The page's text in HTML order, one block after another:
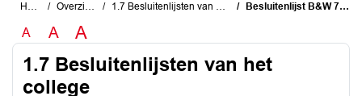
Home Overzichten 1.7 Besluitenlijsten van het college Besluitenlijst B&W 7 juli 2026
A A A
1.7 Besluitenlijsten van het
college